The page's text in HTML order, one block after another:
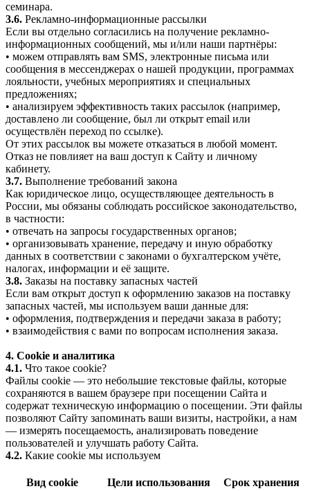
семинара.
3.6. Рекламно-информационные рассылки
Если вы отдельно согласились на получение рекламно-
информационных сообщений, мы и/или наши партнёры:
• можем отправлять вам SMS, электронные письма или
сообщения в мессенджерах о нашей продукции, программах
лояльности, учебных мероприятиях и специальных
предложениях;
• анализируем эффективность таких рассылок (например,
доставлено ли сообщение, был ли открыт email или
осуществлён переход по ссылке).
От этих рассылок вы можете отказаться в любой момент.
Отказ не повлияет на ваш доступ к Сайту и личному
кабинету.
3.7. Выполнение требований закона
Как юридическое лицо, осуществляющее деятельность в
России, мы обязаны соблюдать российское законодательство,
в частности:
• отвечать на запросы государственных органов;
• организовывать хранение, передачу и иную обработку
данных в соответствии с законами о бухгалтерском учёте,
налогах, информации и её защите.
3.8. Заказы на поставку запасных частей
Если вам открыт доступ к оформлению заказов на поставку
запасных частей, мы используем ваши данные для:
• оформления, подтверждения и передачи заказа в работу;
• взаимодействия с вами по вопросам исполнения заказа.
4. Cookie и аналитика
4.1. Что такое cookie?
Файлы cookie — это небольшие текстовые файлы, которые
сохраняются в вашем браузере при посещении Сайта и
содержат техническую информацию о посещении. Эти файлы
позволяют Сайту запоминать ваши визиты, настройки, а нам
— измерять посещаемость, анализировать поведение
пользователей и улучшать работу Сайта.
4.2. Какие cookie мы используем
Вид cookie Цели использования Срок хранения